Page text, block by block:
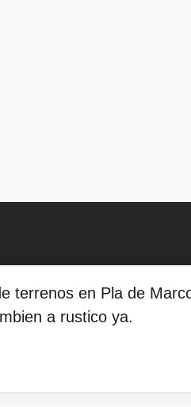
terrenos en Pla de
a rustico ya.